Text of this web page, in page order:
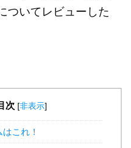
ついてレビューした
次 [非表示]
これ！